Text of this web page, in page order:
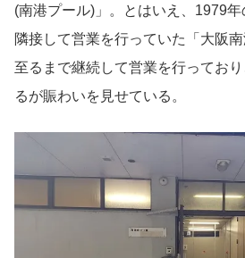
(南港プール)」。とはいえ、1979
隣接して営業を行っていた「大阪
至るまで継続して営業を行ってお
るが賑わいを見せている。